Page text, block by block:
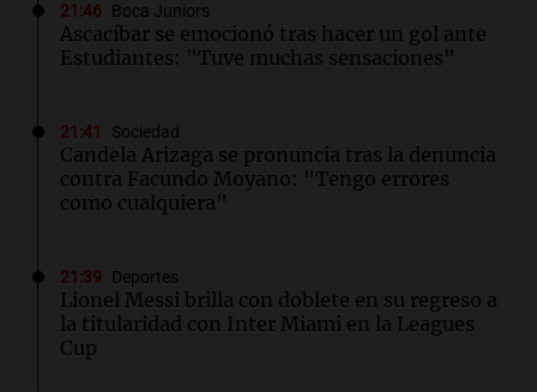
21:46 Boca Juniors
Ascacíbar se emocionó tras hacer un gol ante
Estudiantes: "Tuve muchas sensaciones"
21:41 Sociedad
Candela Arizaga se pronuncia tras la denuncia
contra Facundo Moyano: "Tengo errores
como cualquiera"
21:39 Deportes
Lionel Messi brilla con doblete en su regreso a
la titularidad con Inter Miami en la Leagues
Cup